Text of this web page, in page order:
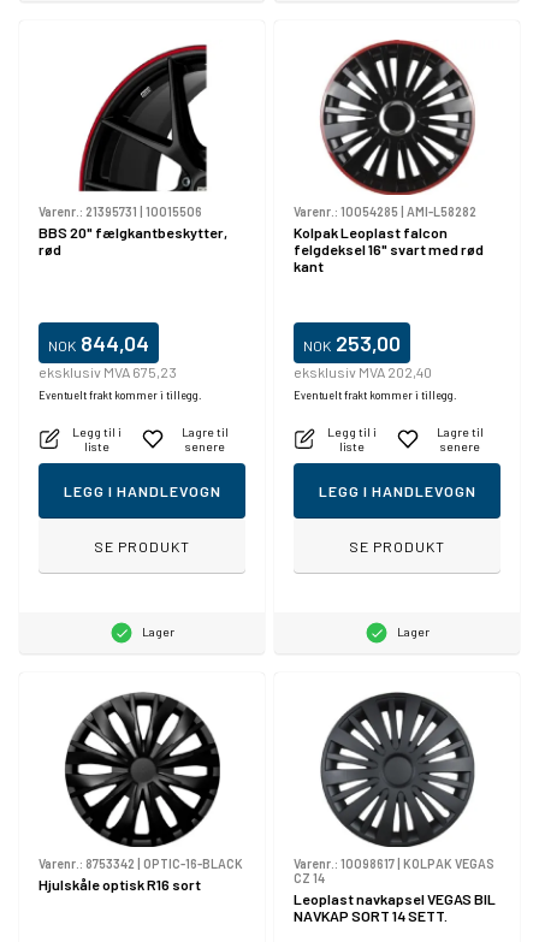
Varenr.: 21395731 | 10015506
BBS 20" fælgkantbeskytter,
rød
NOK 844,04
eksklusiv MVA 675,23
Eventuelt frakt kommer i tillegg.
Legg til i
liste
Lagre til
senere
LEGG I HANDLEVOGN
SE PRODUKT
Lager
Varenr.: 10054285| AMI-L58282
Kolpak Leoplast falcon
felgdeksel 16" svart med rød
kant
NOK 253,00
eksklusiv MVA 202,40
Eventuelt frakt kommer i tillegg.
Legg til i
liste
Lagre til
senere
LEGG I HANDLEVOGN
SE PRODUKT
Lager
Varenr.: 8753342 OPTIC-16-BLACK
Hjulskåle optisk R16 sort
Varenr.: 10098617 KOLPAK VEGAS
CZ 14
Leoplast navkapsel VEGAS BIL
NAVKAP SORT 14 SETT.